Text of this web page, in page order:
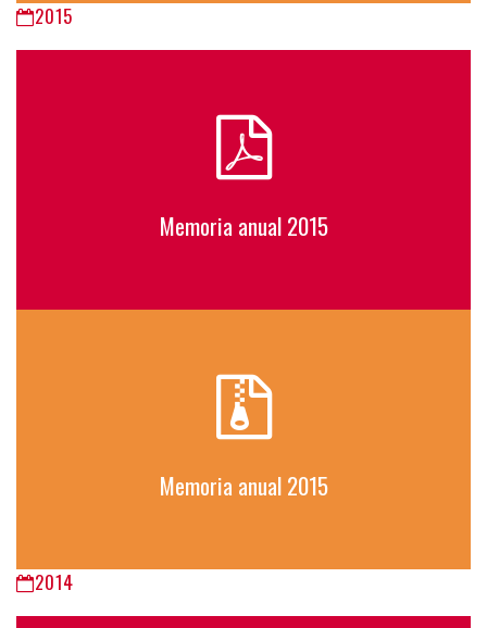
2015
Memoria anual 2015
Memoria anual 2015
2014